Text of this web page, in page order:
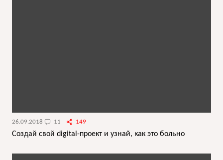
26.09.2018 11 149
Создай свой digital-проект и узнай, как это больно